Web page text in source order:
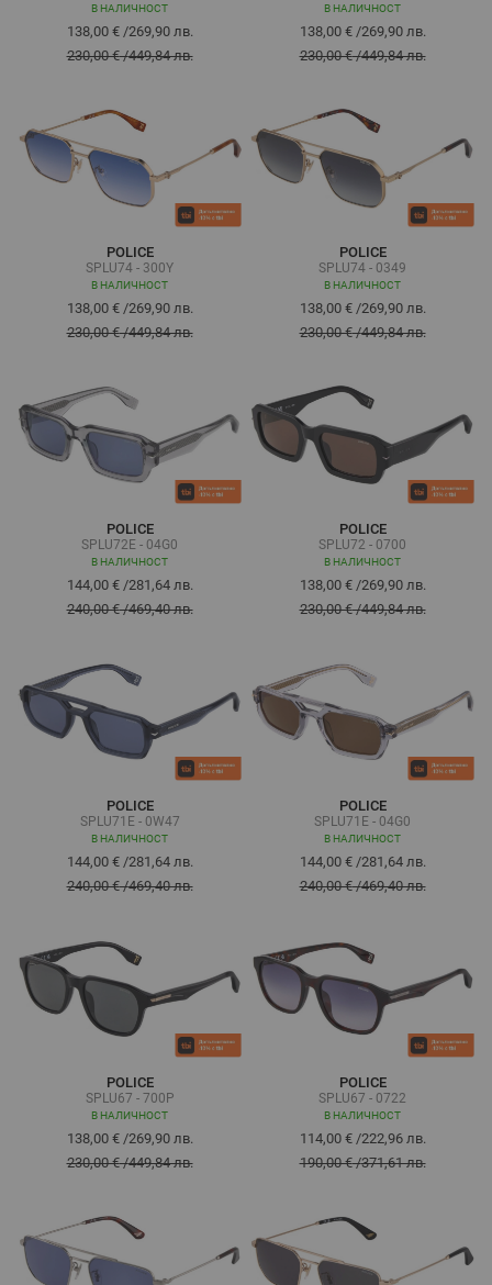
В НАЛИЧНОСТ
138,00 €/269,90 лв.
230,00 €/449,84 лв.
В НАЛИЧНОСТ
138,00 €/269,90 лв.
230,00 €/449,84 лв.
POLICE
SPLU74 - 300Y
В НАЛИЧНОСТ
138,00 €/269,90 лв.
230,00 €/449,84 лв.
POLICE
SPLU74 - 0349
В НАЛИЧНОСТ
138,00 €/269,90 лв.
230,00 €/449,84 лв.
POLICE
SPLU72E - 04G0
В НАЛИЧНОСТ
144,00 €/281,64 лв.
240,00 €/469,40 лв.
POLICE
SPLU72 - 0700
В НАЛИЧНОСТ
138,00 €/269,90 лв.
230,00 €/449,84 лв.
POLICE
SPLU71E - 0W47
В НАЛИЧНОСТ
144,00 €/281,64 лв.
240,00 €/469,40 лв.
POLICE
SPLU71E - 04G0
В НАЛИЧНОСТ
144,00 €/281,64 лв.
240,00 €/469,40 лв.
POLICE
SPLU67 - 700P
В НАЛИЧНОСТ
138,00 €/269,90 лв.
230,00 €/449,84 лв.
POLICE
SPLU67 - 0722
В НАЛИЧНОСТ
114,00 €/222,96 лв.
190,00 €/371,61 лв.